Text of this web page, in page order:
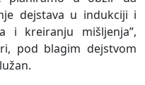
dejstava u indukciji i
i kreiranju mišljenja”,
pod blagim dejstvom